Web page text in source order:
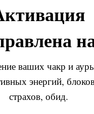
ваших чакр и
энергий,
страхов, обид.